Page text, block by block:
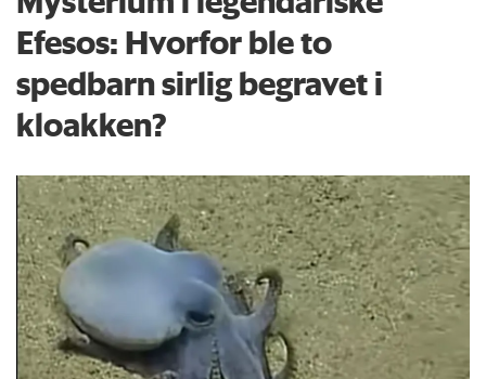
Efesos: Hvorfor ble to
spedbarn sirlig begravet i
kloakken?